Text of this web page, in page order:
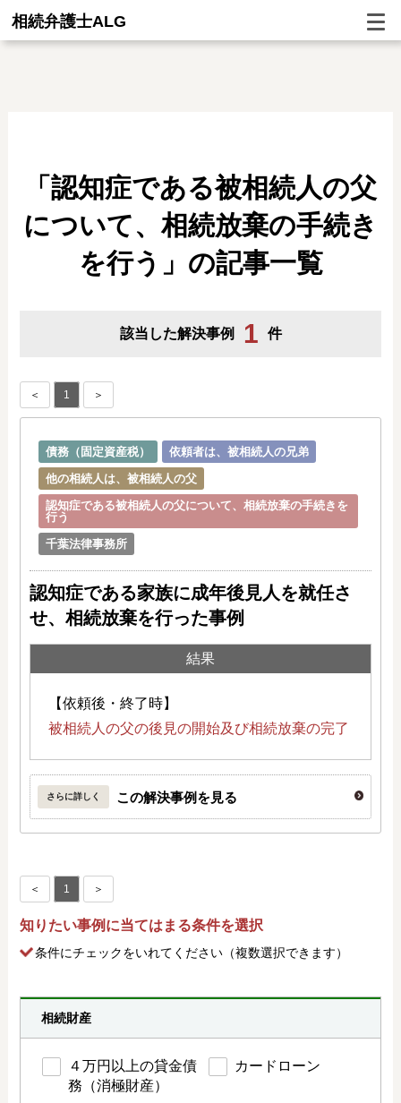
相続弁護士ALG
「認知症である被相続人の父
について、相続放棄の手続き
を行う」の記事一覧
該当した解決事例 1 件
＜ 1 ＞
債務（固定資産税）
依頼者は、被相続人の兄弟
他の相続人は、被相続人の父
認知症である被相続人の父について、相続放棄の手続きを
行う
千葉法律事務所
認知症である家族に成年後見人を就任さ
せ、相続放棄を行った事例
結果
【依頼後・終了時】
被相続人の父の後見の開始及び相続放棄の完了
さらに詳しく この解決事例を見る
＜ 1 ＞
知りたい事例に当てはまる条件を選択
条件にチェックをいれてください（複数選択できます）
相続財産
４万円以上の貸金債
務（消極財産）
カードローン